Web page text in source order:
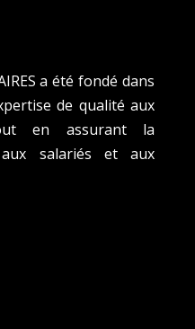
a été fondé dans
de qualité aux
en assurant la
salariés et aux